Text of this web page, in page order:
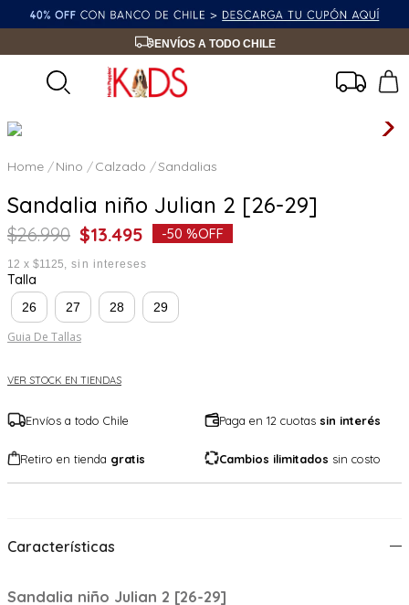
ENVÍOS A TODO CHILE
Nino Calzado Sandalias
Sandalia niño Julian 2 [26-29]
$26.990 $13.495 -50 %OFF
12 x $1125 sin intereses
Talla
26 27 28 29
Guia De Tallas
VER STOCK EN TIENDAS
Envíos a todo Chile Paga en 12 cuotas sin interés
Retiro en tienda gratis Cambios ilimitados sin costo
Características
Sandalia niño Julian 2 [26-29]